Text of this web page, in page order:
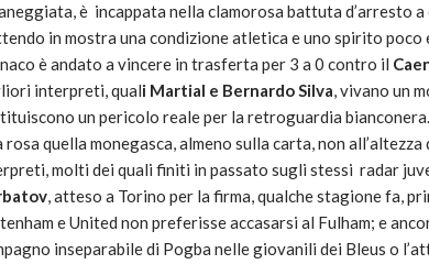
è incappata nella clamorosa battuta d’arresto
in mostra una condizione atletica e uno spirito poco
è andato a vincere in trasferta per 3 a 0 contro il
interpreti, quali Martial e BernardoSilva, vivano un
un pericolo reale per la retroguardia bianconera.
rosa quella monegasca, almeno sulla carta, non
molti dei quali finiti in passato sugli stessi radar
, atteso a Torino per la firma, qualche stagione fa,
e United non preferisse accasarsi al Fulham; e
inseparabile di Pogba nelle giovanili dei Bleus o